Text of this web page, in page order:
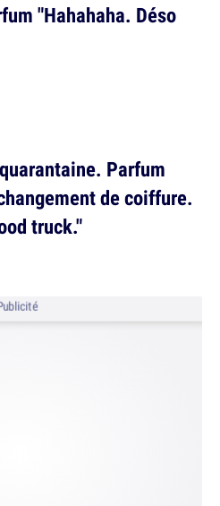
"Hahahaha. Déso
Parfum
de coiffure.
truck."